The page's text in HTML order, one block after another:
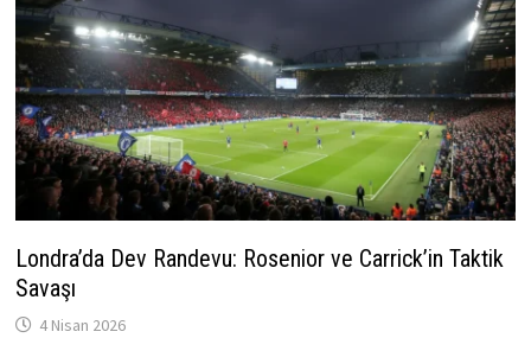
Londra’da Dev Randevu: Rosenior ve Carrick’in Taktik
Savaşı
4 Nisan 2026